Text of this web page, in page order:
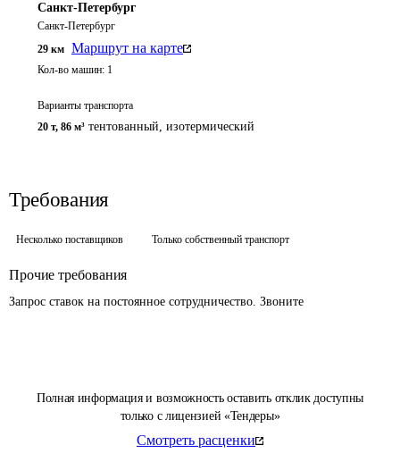
Полная информация и возможность оставить отклик доступны
только с лицензией «Тендеры»
Смотреть расценки
Санкт-Петербург
Санкт-Петербург
29 км Маршрут на карте
Кол-во машин: 1
Варианты транспорта
20 т, 86 м³ тентованный, изотермический
Требования
Несколько поставщиков Только собственный транспорт
Прочие требования
Запрос ставок на постоянное сотрудничество. Звоните